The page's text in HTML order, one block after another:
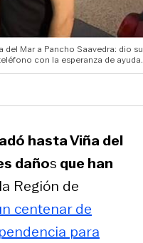
Mar a Pancho Saavedra: dio su
con la esperanza de ayuda.
hasta Viña del
daños que han
Región de
centenar de
para